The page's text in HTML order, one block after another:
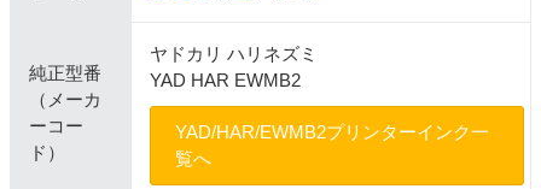
純正型番
（メーカ
ーコー
ド）
ヤドカリ ハリネズミ
YAD HAR EWMB2
YAD/HAR/EWMB2プリンターインク一
覧へ